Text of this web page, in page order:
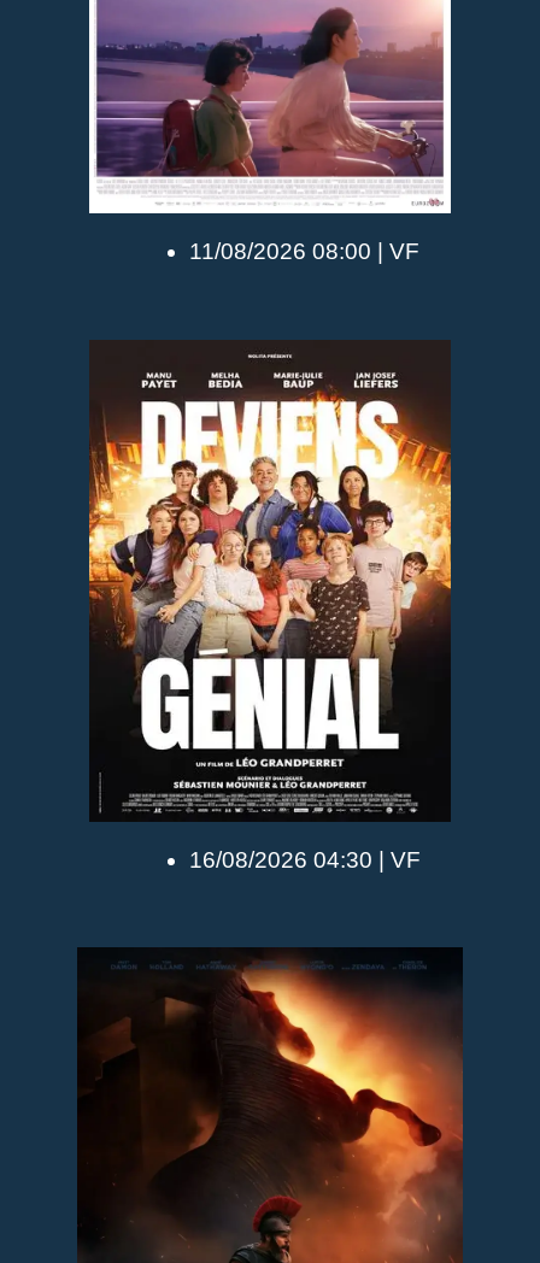
11/08/2026 08:00 | VF
16/08/2026 04:30 | VF